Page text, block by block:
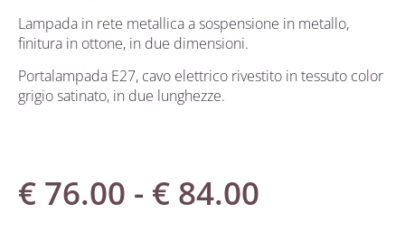
Lampada in rete metallica a sospensione in metallo,
finitura in ottone, in due dimensioni.
Portalampada E27, cavo elettrico rivestito in tessuto color
grigio satinato, in due lunghezze.
€ 76.00 - € 84.00